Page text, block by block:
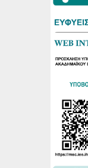
Πρόγραμμα
18/06/2026
Πρόγραμμα